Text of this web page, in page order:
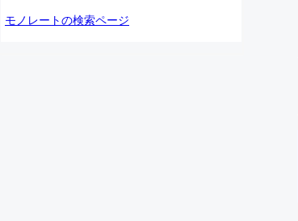
モノレートの検索ページ